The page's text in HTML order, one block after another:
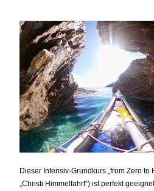
Dieser Intensiv-Grundkurs „from Zero to
„Christi Himmelfahrt“) ist perfekt